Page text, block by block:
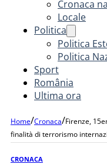
Cronaca
Locale
Politica
Politica
Politica
Sport
România
Ultima ora
Home/Cronaca/Firenze,
finalità di terrorismo
CRONACA